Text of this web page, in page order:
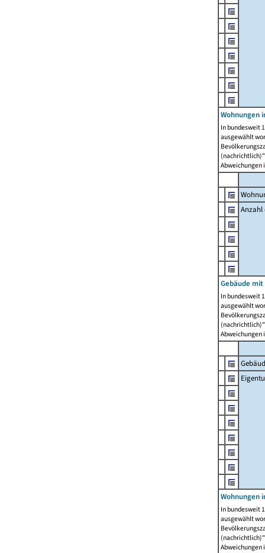
Wohnungen
In bundesweit
ausgewählt
Abweichungen
Anzahl
Gebäude
In bundesweit
ausgewählt
Abweichungen
Wohnungen
In bundesweit
ausgewählt
Abweichungen